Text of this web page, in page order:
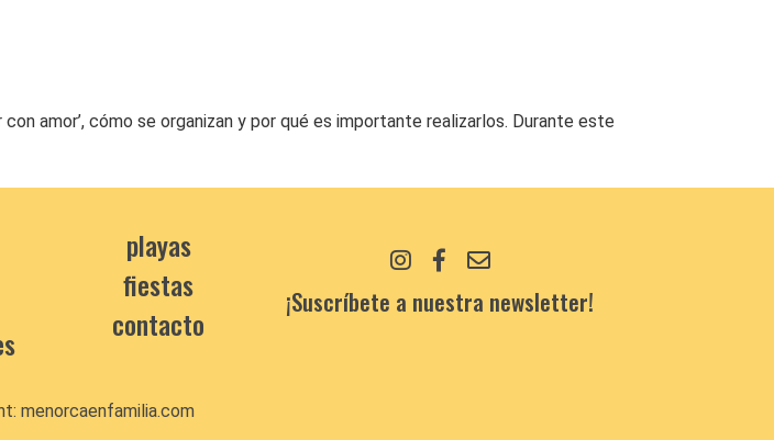
amor’, cómo se organizan y por qué es importante realizarlos. Durante este
playas
fiestas
contacto
¡Suscríbete a nuestra newsletter!
menorcaenfamilia.com